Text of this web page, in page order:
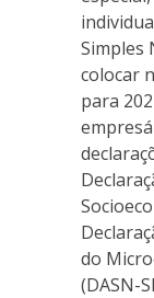
Simples
colocar
para
do
(DASN-